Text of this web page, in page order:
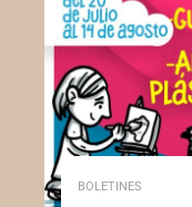
BOLETINES